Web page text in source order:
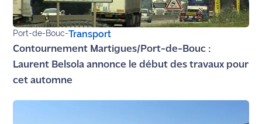
Ecouter
et voir
Maritima
sommes
nous ?
Port-de-Bouc-Transport
Contournement Martigues/Port-de-Bouc :
Laurent Belsola annonce le début des travaux pour
cet automne